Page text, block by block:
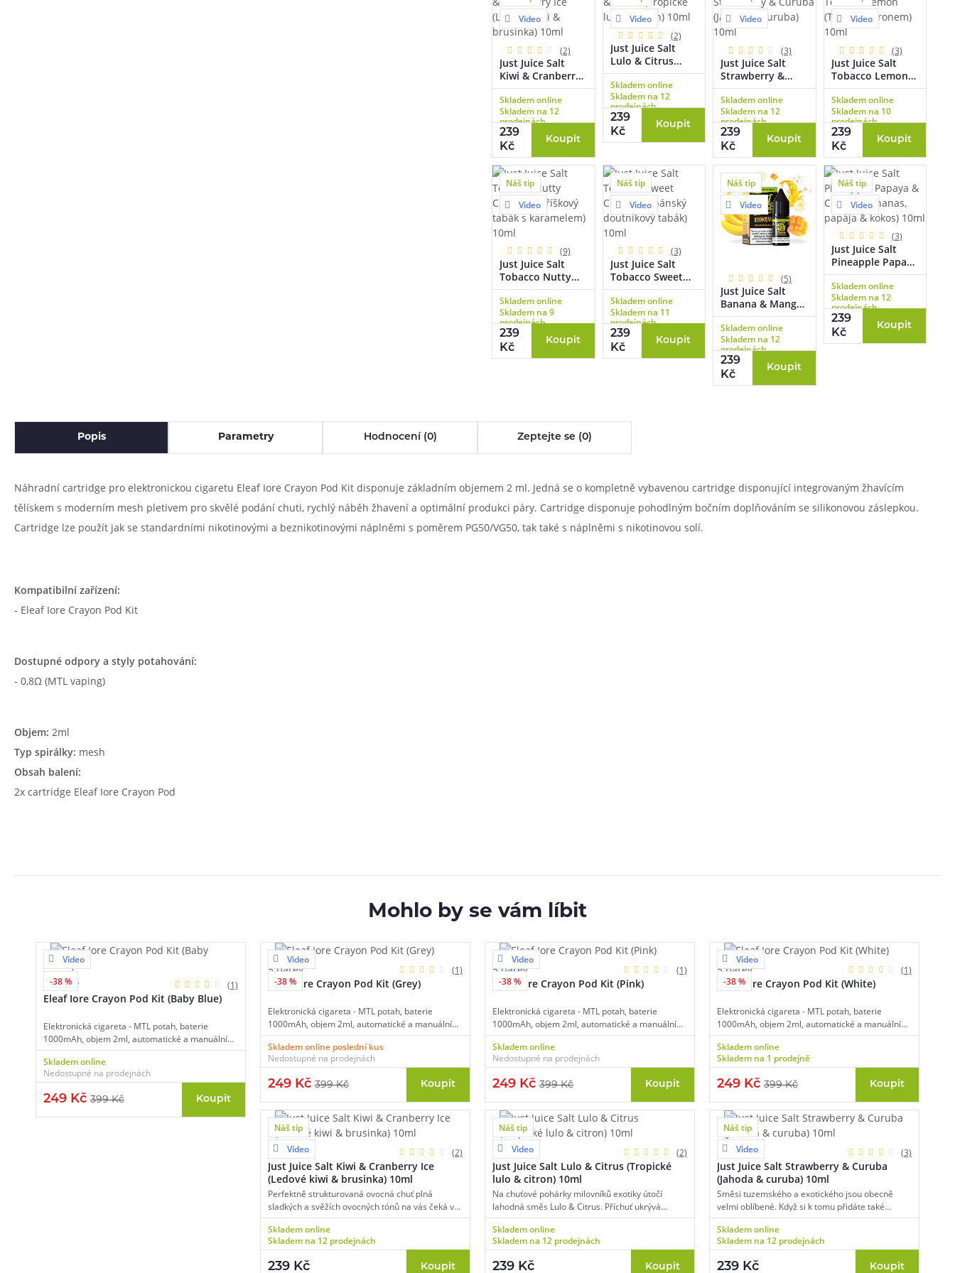
Video
(2)
Just Juice Salt
Kiwi & Cranberry
Ice (Ledové kiwi &
brusinka) 10ml
Skladem online
Skladem na 12
prodejnách
239
Kč
Koupit
Video
(2)
Just Juice Salt
Lulo & Citrus
(Tropické lulo &
citron) 10ml
Skladem online
Skladem na 12
prodejnách
239
Kč
Koupit
Video
(3)
Just Juice Salt
Strawberry &
Curuba (Jahoda &
curuba) 10ml
Skladem online
Skladem na 12
prodejnách
239
Kč
Koupit
Video
(3)
Just Juice Salt
Tobacco Lemon
(Tabák s
citronem) 10ml
Skladem online
Skladem na 10
prodejnách
239
Kč
Koupit
Náš tip
Video
(9)
Just Juice Salt
Tobacco Nutty
Caramel
(Oříškový tabák s
karamelem) 10ml
Skladem online
Skladem na 9
prodejnách
239
Kč
Koupit
Náš tip
Video
(3)
Just Juice Salt
Tobacco Sweet
Cuban (Kubánský
doutníkový
tabák) 10ml
Skladem online
Skladem na 11
prodejnách
239
Kč
Koupit
Náš tip
Video
(5)
Just Juice Salt
Banana & Mango
(Banán & mango)
10ml
Skladem online
Skladem na 12
prodejnách
239
Kč
Koupit
Náš tip
Video
(3)
Just Juice Salt
Pineapple Papaya
& Coconut
(Ananas, papája &
kokos) 10ml
Skladem online
Skladem na 12
prodejnách
239
Kč
Koupit
Popis
Náhradní cartridge pro elektronickou cigaretu Eleaf Iore Crayon Pod Kit disponuje základním objemem 2 ml. Jedná se o kompletně vybavenou cartridge disponující integrovaným žhavícím
tělískem s moderním mesh pletivem pro skvělé podání chuti, rychlý náběh žhavení a optimální produkci páry. Cartridge disponuje pohodlným bočním doplňováním se silikonovou záslepkou.
Cartridge lze použít jak se standardními nikotinovými a beznikotinovými náplněmi s poměrem PG50/VG50, tak také s náplněmi s nikotinovou solí.
Kompatibilní zařízení:
- Eleaf Iore Crayon Pod Kit
Dostupné odpory a styly potahování:
- 0,8Ω (MTL vaping)
Objem: 2ml
Typ spirálky: mesh
Obsah balení:
2x cartridge Eleaf Iore Crayon Pod
Parametry Hodnocení (0) Zeptejte se (0)
Mohlo by se vám líbit
Video
-38 %
5 barev (1)
Eleaf Iore Crayon Pod Kit (Baby Blue)
Elektronická cigareta - MTL potah, baterie
1000mAh, objem 2ml, automatické a manuální
spínání, automatický výkon až 15W, dobíjení USB-
C, hmotnost jen 58g, průzor na stav e-liquidu.
Skladem online
Nedostupné na prodejnách
249 Kč 399 Kč Koupit
Video
-38 %
5 barev (1)
Eleaf Iore Crayon Pod Kit (Grey)
Elektronická cigareta - MTL potah, baterie
1000mAh, objem 2ml, automatické a manuální
spínání, automatický výkon až 15W, dobíjení USB-
C, hmotnost jen 58g, průzor na stav e-liquidu.
Skladem online poslední kus
Nedostupné na prodejnách
249 Kč 399 Kč Koupit
Video
-38 %
5 barev (1)
Eleaf Iore Crayon Pod Kit (Pink)
Elektronická cigareta - MTL potah, baterie
1000mAh, objem 2ml, automatické a manuální
spínání, automatický výkon až 15W, dobíjení USB-
C, hmotnost jen 58g, průzor na stav e-liquidu.
Skladem online
Nedostupné na prodejnách
249 Kč 399 Kč Koupit
Video
-38 %
5 barev (1)
Eleaf Iore Crayon Pod Kit (White)
Elektronická cigareta - MTL potah, baterie
1000mAh, objem 2ml, automatické a manuální
spínání, automatický výkon až 15W, dobíjení USB-
C, hmotnost jen 58g, průzor na stav e-liquidu.
Skladem online
Skladem na 1 prodejně
249 Kč 399 Kč Koupit
Náš tip
Video
2 varianty (2)
Just Juice Salt Kiwi & Cranberry Ice
(Ledové kiwi & brusinka) 10ml
Perfektně strukturovaná ovocná chuť plná
sladkých a svěžích ovocných tónů na vás čeká v
lahodné kombinaci Kiwi & Cranberry Ice. Hlavní
složkou je zralé, šťavnaté a jemně natrpklé kiwi,
jehož originální chuť zjemňuje přítomnost
slaďoučkých brusinek. Vše je potom v závěru
doplněno o chladivý efekt v podobě mrazivé
Skladem online
Skladem na 12 prodejnách
239 Kč Koupit
Náš tip
Video
2 varianty (2)
Just Juice Salt Lulo & Citrus (Tropické
lulo & citron) 10ml
Na chuťové pohárky milovníků exotiky útočí
lahodná směs Lulo & Citrus. Příchuť ukrývá
autentickou chuť tropického lilku quitského z Jižní
Ameriky, který svou chutí připomíná angrešt a
marakuju. Příjemnou kyselinku a svěžest ještě
umocní druhá složka v podobě plátků citronu.
Skladem online
Skladem na 12 prodejnách
239 Kč Koupit
Náš tip
Video
2 varianty (3)
Just Juice Salt Strawberry & Curuba
(Jahoda & curuba) 10ml
Směsi tuzemského a exotického jsou obecně
velmi oblíbené. Když si k tomu přidáte také
tropické ovoce, které není v našich končinách
příliš běžné, máte k dispozici naprosto originální
e-liquid. V základu této náplně najdete chuť zralé
a šťavnaté jahody s plnou, sladkou a jemnou
chutí. Samotnou jahodu potom příjemně osvěží
Skladem online
Skladem na 12 prodejnách
239 Kč Koupit